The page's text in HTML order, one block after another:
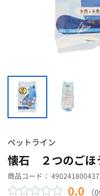
ペットライン
懐石 ２つのごほ
商品コード：
0.0